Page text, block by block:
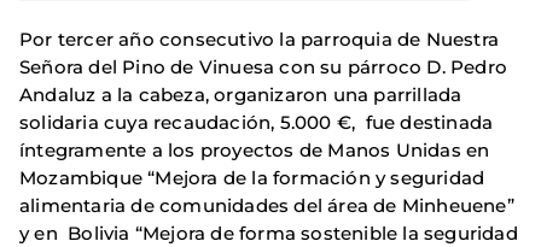
Por tercer año consecutivo la parroquia de Nuestra
Señora del Pino de Vinuesa con su párroco D. Pedro
Andaluz a la cabeza, organizaron una parrillada
solidaria cuya recaudación, 5.000 €, fue destinada
íntegramente a los proyectos de Manos Unidas en
Mozambique “Mejora de la formación y seguridad
alimentaria de comunidades del área de Minheuene”
y en Bolivia “Mejora de forma sostenible la seguridad